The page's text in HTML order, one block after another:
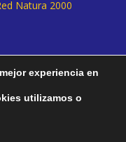
Natura 2000
experiencia en
utilizamos o